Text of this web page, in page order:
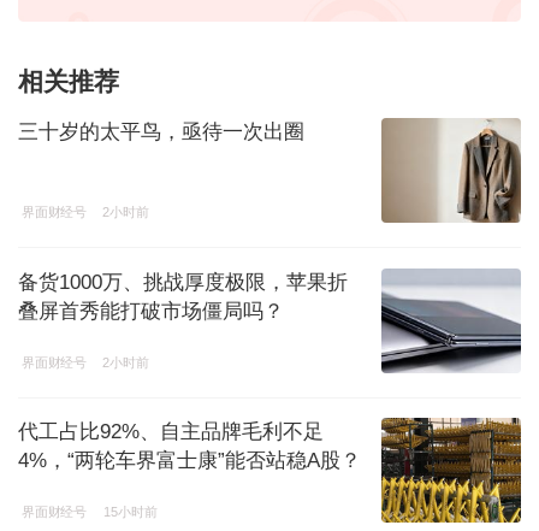
相关推荐
三十岁的太平鸟，亟待一次出圈
界面财经号 2小时前
备货1000万、挑战厚度极限，苹果折
叠屏首秀能打破市场僵局吗？
界面财经号 2小时前
代工占比92%、自主品牌毛利不足
4%，“两轮车界富士康”能否站稳A股？
界面财经号 15小时前